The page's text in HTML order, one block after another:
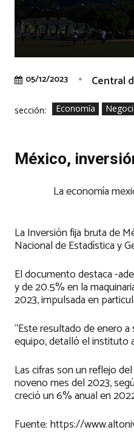
05/12/2023 Central
sección: Economía
México,
La economía
La Inversión fija bruta de
Nacional de Estadística y
El documento destaca -
y de 20.5% en la
2023, impulsada en
“Este resultado de enero
equipo, detalló el instituto
Las cifras son un reflejo
noveno mes del 2023,
creció un 6% anual en
Fuente: https://